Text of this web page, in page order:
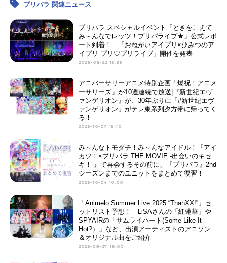
プリパラ 関連ニュース
プリパラ スペシャルイベント「ときをこえて
み～んなでレッツ！プリパライブ★」公式レポ
ート到着！ 「おねがいアイプリ×ひみつのア
イプリ プリ♡プリライブ」開催を発表
2026-06-22 15:35
アニバーサリーアニメ特別企画「爆祝！アニメ
ーサリーズ」が10週連続で放送|『新世紀エヴ
ァンゲリオン』が、30年ぶりに「#新世紀エヴ
ァンゲリオン」がテレ東系列夕方帯に帰ってく
る！
2025-10-07 15:10
み～んなトモダチ！み～んなアイドル！『アイ
カツ！×プリパラ THE MOVIE -出会いのキセ
キ！-』で再会するその前に、『プリパラ』2nd
シーズンまでのユニットをまとめて復習！
2025-10-04 10:00
「Animelo Summer Live 2025 “ThanXX!”」セ
ットリスト予想！ LiSAさんの「紅蓮華」や
SPYAIRの「サムライハート(Some Like It
Hot?）」など、出演アーティストのアニソン
＆オリジナル曲をご紹介
2025-08-27 16:00